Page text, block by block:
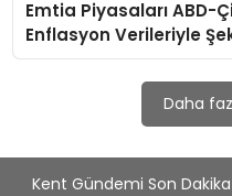
KÜLTÜR & SANAT
Emtia Piyasaları ABD-
Enflasyon Verileriyle
Daha
Kent Gündemi Son Dakika